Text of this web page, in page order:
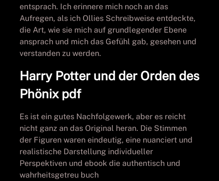
entsprach. Ich erinnere mich noch an das
Aufregen, als ich Ollies Schreibweise entdeckte,
die Art, wie sie mich auf grundlegender Ebene
ansprach und mich das Gefühl gab, gesehen und
verstanden zu werden.
Harry Potter und der Orden des
Phönix pdf
Es ist ein gutes Nachfolgewerk, aber es reicht
nicht ganz an das Original heran. Die Stimmen
der Figuren waren eindeutig, eine nuanciert und
realistische Darstellung individueller
Perspektiven und ebook die authentisch und
wahrheitsgetreu buch